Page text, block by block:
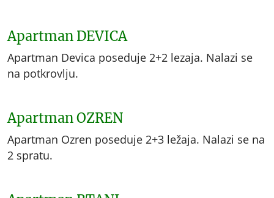
Apartman DEVICA
Apartman Devica poseduje 2+2 lezaja. Nalazi se
na potkrovlju.
Apartman OZREN
Apartman Ozren poseduje 2+3 ležaja. Nalazi se na
2 spratu.